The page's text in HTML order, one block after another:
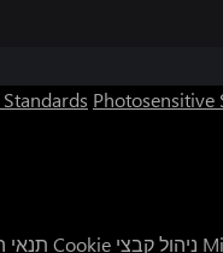
Photosensitive
ניהול קבצי Cookie תנאי